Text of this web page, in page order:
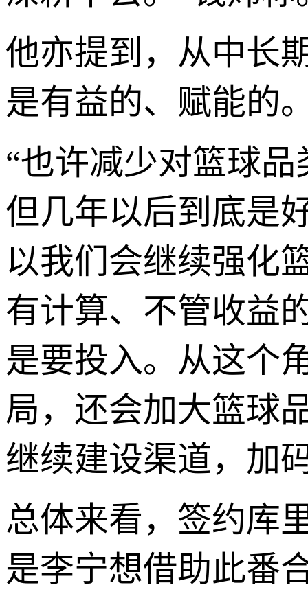
他亦提到，从中长
是有益的、赋能的
“也许减少对篮球
但几年以后到底是
以我们会继续强化
有计算、不管收益
是要投入。从这个
局，还会加大篮球
继续建设渠道，加
总体来看，签约库
是李宁想借助此番